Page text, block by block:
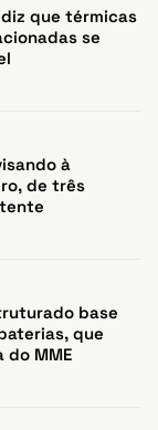
diz que térmicas
se
à
de três
base
que
MME